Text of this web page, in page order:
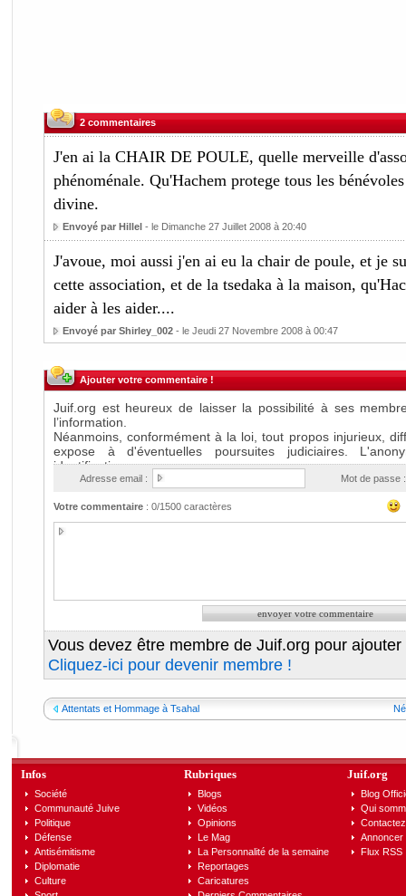
2 commentaires
J'en ai la CHAIR DE POULE, quelle merveille
phénoménale. Qu'Hachem protege tous les
divine.
Envoyé par Hillel- le Dimanche 27 Juillet 2008 à 20:40
J'avoue, moi aussi j'en ai eu la chair de poule, et je
cette association, et de la tsedaka à la maison,
aider à les aider....
Envoyé par Shirley_002- le Jeudi 27 Novembre 2008 à 00:47
Ajouter votre commentaire !
Adresse email : Mot de passe :
Votre commentaire: 0/1500 caractères
Vous devez être membre de Juif.org pour
Cliquez-ici pour devenir membre !
Attentats et Hommage à Tsahal
Infos
Société
Communauté Juive
Politique
Défense
Antisémitisme
Diplomatie
Culture
Rubriques
Blogs
Vidéos
Opinions
Le Mag
La Personnalité de la semaine
Reportages
Caricatures
Juif.org
Blog
Qui
Annoncer
Flux RSS